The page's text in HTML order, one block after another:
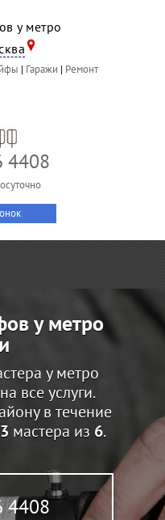
у метро
| Гаражи | Ремонт
4408
у метро
у метро
все услуги.
в течение
3 мастера из 6.
4408